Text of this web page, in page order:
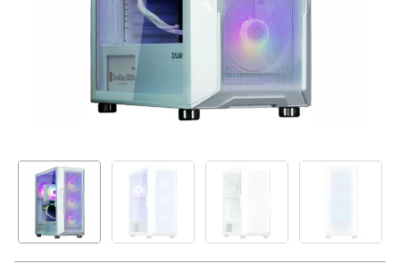
GAMING pasaule >
Portatīvie datori un piederumi
Audio
Stacionārie datori un piederumi
Stacionārie datori
Peles